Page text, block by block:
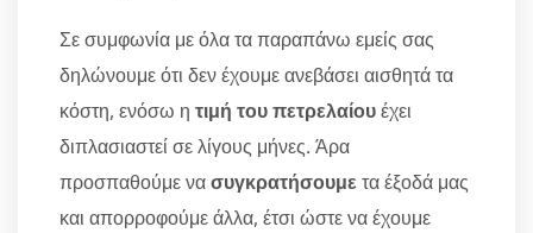
Σε συμφωνία με όλα τα παραπάνω εμείς σας
δηλώνουμε ότι δεν έχουμε ανεβάσει αισθητά τα
κόστη, ενόσω η τιμή του πετρελαίουέχει
διπλασιαστεί σε λίγους μήνες. Άρα
προσπαθούμε νασυγκρατήσουμε τα έξοδά μας
και απορροφούμε άλλα, έτσι ώστε να έχουμε